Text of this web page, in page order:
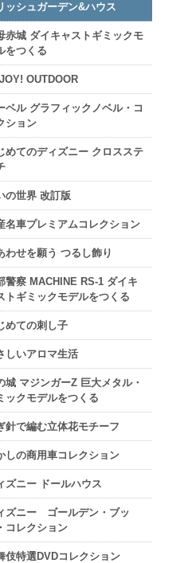
ッシュガーデン&ハウス
赤城 ダイキャストギミックモ
をつくる
OUTDOOR
ベル グラフィックノベル・コ
ション
めてのディズニー クロスステ
の世界 改訂版
名車プレミアムコレクション
わせを願う つるし飾り
警察 MACHINE RS-1 ダイキ
トギミックモデルをつくる
めての刺し子
しいアロマ生活
城 マジンガーZ 巨大メタル・
ックモデルをつくる
針で編む立体花モチーフ
しの商用車コレクション
ズニー ドールハウス
ズニー ゴールデン・ブッ
コレクション
伎特選DVDコレクション